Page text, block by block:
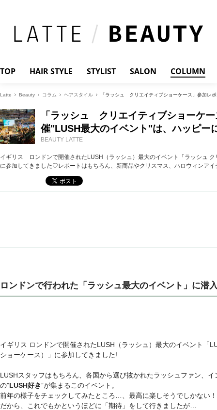
TOP HAIR STYLE STYLIST SALON COLUMN
Latte Beauty コラム ヘアスタイル 「ラッシュ クリエイティブショーケース」参加レ
「ラッシュ クリエイティブショーケ
催"LUSH最大のイベント"は、ハッピー
BEAUTY LATTE
イギリス ロンドンで開催されたLUSH（ラッシュ）最大のイベント「ラッシュ
に参加してきました♡レポートはもちろん、新商品やクリスマス、ハロウィンア
ロンドンで行われた「ラッシュ最大のイベント」に潜
イギリス ロンドンで開催されたLUSH（ラッシュ）最大のイベント「
ショーケース）」に参加してきました!
LUSHスタッフはもちろん、各国から選び抜かれたラッシュファン、
の”LUSH好き”が集まるこのイベント。
前年の様子をチェックしてみたところ…、最高に楽しそうでしかない
だから、これでもかというほどに「期待」をして行きましたが…